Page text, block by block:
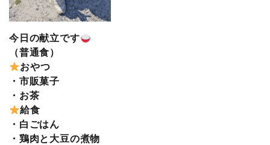
今日の献立です
（普通食）
おやつ
・市販菓子
・お茶
給食
・白ごはん
・鶏肉と大豆の煮物